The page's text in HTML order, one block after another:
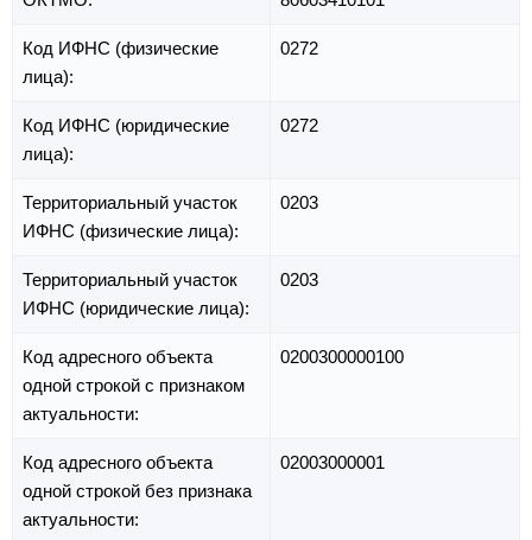
Код ИФНС (физические
лица):
0272
Код ИФНС (юридические
лица):
0272
Территориальный участок
ИФНС (физические лица):
0203
Территориальный участок
ИФНС (юридические лица):
0203
Код адресного объекта
одной строкой с признаком
актуальности:
0200300000100
Код адресного объекта
одной строкой без признака
актуальности:
02003000001